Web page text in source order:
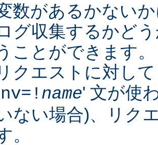
数があるかない
グ収集するかど
ことができます
クエストに対し
name' 文が使
ない場合)、リク
。